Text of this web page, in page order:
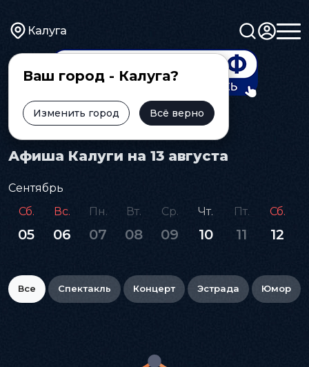
Калуга
Ваш город - Калуга?
Изменить город Всё верно
Главная Афиша
Афиша Калуги на 13 августа
Сентябрь
Сб.
05
Вс.
06
Пн.
07
Вт.
08
Ср.
09
Чт.
10
Пт.
11
Сб.
12
Все Спектакль Концерт Эстрада Юмор